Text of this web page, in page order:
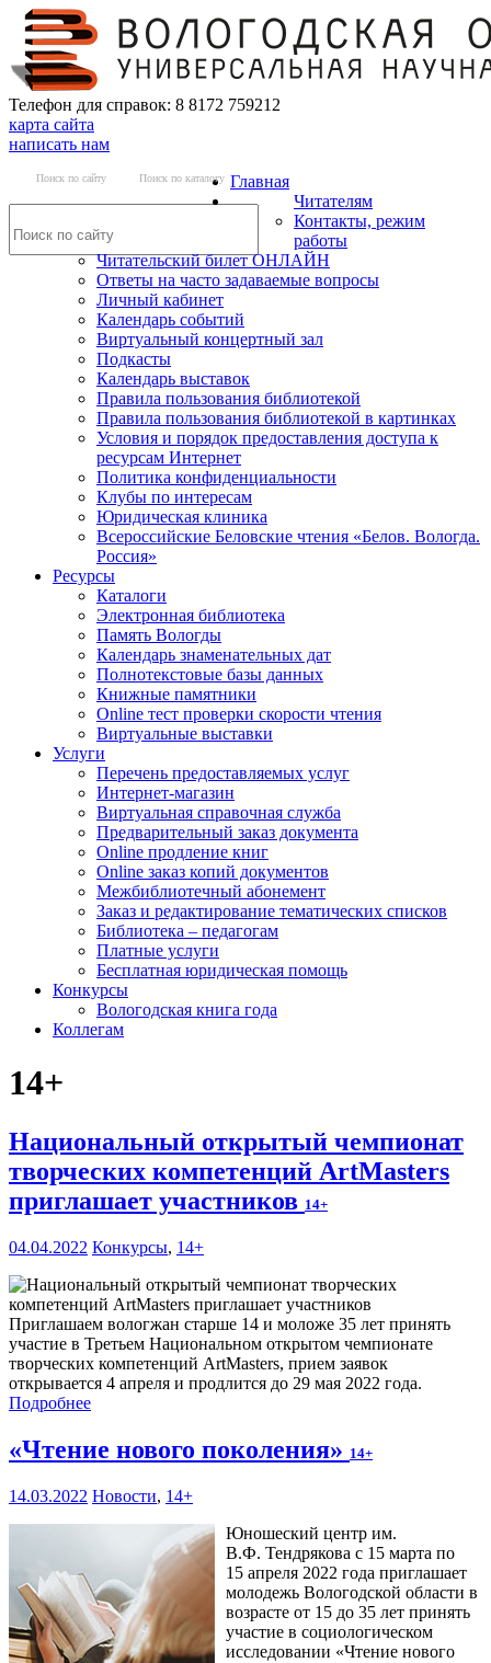
Телефон для справок: 8 8172 759212
карта сайта
написать нам
Поиск по сайту Поиск по каталогу Главная
Читателям
Контакты, режим
работы
Читательский билет ОНЛАЙН
Ответы на часто задаваемые вопросы
Личный кабинет
Календарь событий
Виртуальный концертный зал
Подкасты
Календарь выставок
Правила пользования библиотекой
Правила пользования библиотекой в картинках
Условия и порядок предоставления доступа к
ресурсам Интернет
Политика конфиденциальности
Клубы по интересам
Юридическая клиника
Всероссийские Беловские чтения «Белов. Вологда.
Россия»
Ресурсы
Каталоги
Электронная библиотека
Память Вологды
Календарь знаменательных дат
Полнотекстовые базы данных
Книжные памятники
Online тест проверки скорости чтения
Виртуальные выставки
Услуги
Перечень предоставляемых услуг
Интернет-магазин
Виртуальная справочная служба
Предварительный заказ документа
Online продление книг
Online заказ копий документов
Межбиблиотечный абонемент
Заказ и редактирование тематических списков
Библиотека – педагогам
Платные услуги
Бесплатная юридическая помощь
Конкурсы
Вологодская книга года
Коллегам
14+
Национальный открытый чемпионат
творческих компетенций ArtMasters
приглашает участников 14+
04.04.2022 Конкурсы, 14+
Приглашаем вологжан старше 14 и моложе 35 лет принять
участие в Третьем Национальном открытом чемпионате
творческих компетенций ArtMasters, прием заявок
открывается 4 апреля и продлится до 29 мая 2022 года.
Подробнее
«Чтение нового поколения» 14+
14.03.2022 Новости, 14+
Юношеский центр им.
В.Ф. Тендрякова с 15 марта по
15 апреля 2022 года приглашает
молодежь Вологодской области в
возрасте от 15 до 35 лет принять
участие в социологическом
исследовании «Чтение нового